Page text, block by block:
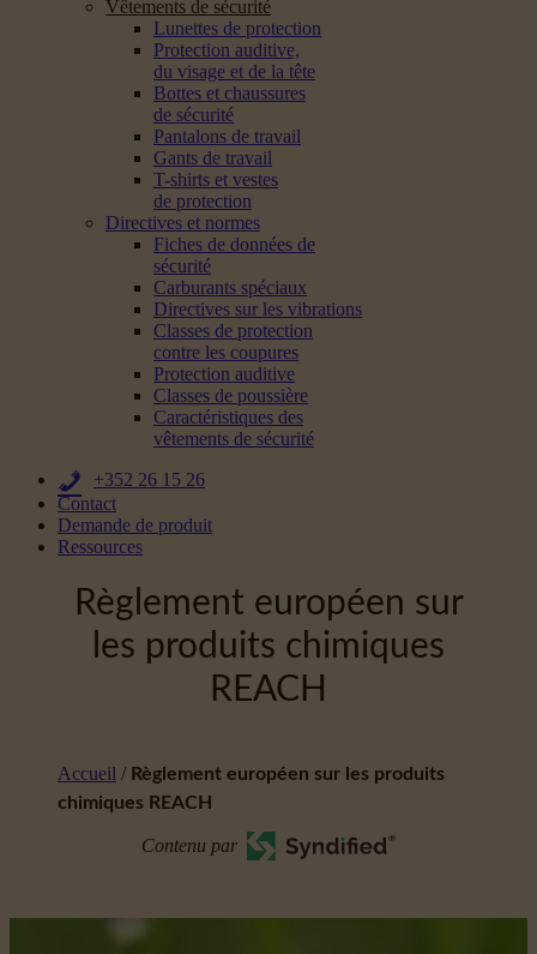
Vêtements de sécurité
Lunettes de protection
Protection auditive,
du visage et de la tête
Bottes et chaussures
de sécurité
Pantalons de travail
Gants de travail
T-shirts et vestes
de protection
Directives et normes
Fiches de données de
sécurité
Carburants spéciaux
Directives sur les vibrations
Classes de protection
contre les coupures
Protection auditive
Classes de poussière
Caractéristiques des
vêtements de sécurité
+352 26 15 26
Contact
Demande de produit
Ressources
Règlement européen sur
les produits chimiques
REACH
Accueil / Règlement européen sur les produits
chimiques REACH
Contenu par